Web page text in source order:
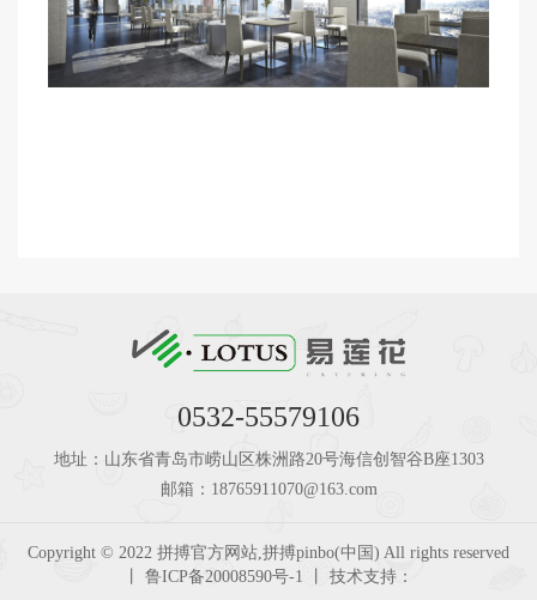
0532-55579106
地址：山东省青岛市崂山区株洲路20号海信创智谷B座1303
邮箱：18765911070@163.com
Copyright © 2022 拼搏官方网站,拼搏pinbo(中国) All rights reserved
丨 鲁ICP备20008590号-1 丨 技术支持：